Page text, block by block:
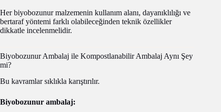
Her biyobozunur malzemenin kullanım alanı, dayanıklılığı ve
bertaraf yöntemi farklı olabileceğinden teknik özellikler
dikkatle incelenmelidir.
Biyobozunur Ambalaj ile Kompostlanabilir Ambalaj Aynı Şey
mi?
Bu kavramlar sıklıkla karıştırılır.
Biyobozunur ambalaj: